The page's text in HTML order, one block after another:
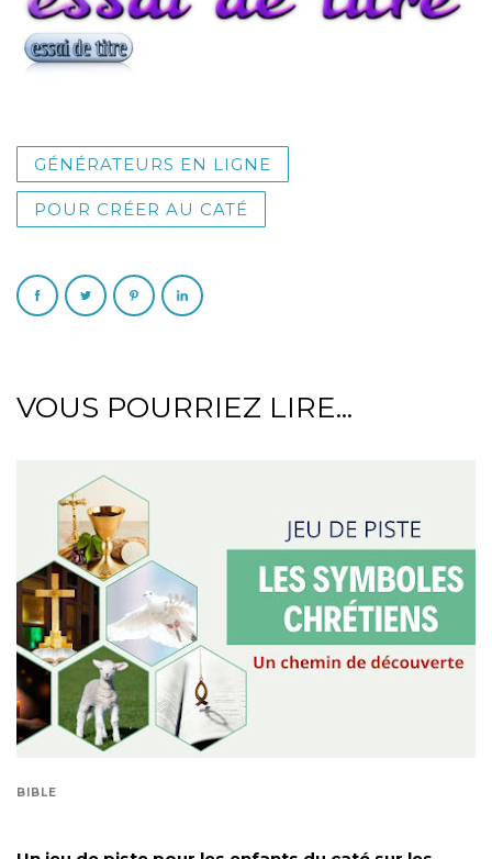
GÉNÉRATEURS EN LIGNE
POUR CRÉER AU CATÉ
VOUS POURRIEZ LIRE...
BIBLE